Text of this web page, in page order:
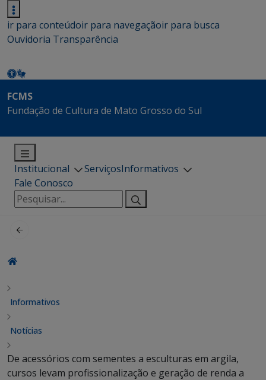
ir para conteúdoir para navegaçãoir para busca
Ouvidoria Transparência
FCMS
Fundação de Cultura de Mato Grosso do Sul
Institucional ServiçosInformativos
Fale Conosco
Pesquisar
por:
Informativos
Notícias
De acessórios com sementes a esculturas em argila,
cursos levam profissionalização e geração de renda a